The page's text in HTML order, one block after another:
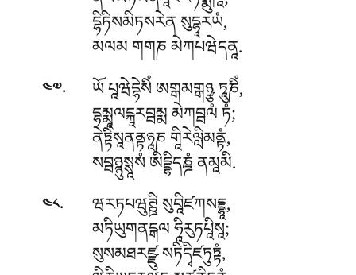
དྷིཏིསམིཏསརེན སུདྷཱརཡཾ,
མལམ གགཎ མེཀཔཝེདནཱ.
༤༧. ཡོ པཱཝེདྷེསིཾ ཨགྒམགྒཉྩ ཏཱུཎིཾ,
དྷམྨཱལངྐཱརབྦམྨ མེཀབྦལཾ ཏཾ;
ནེཏྟིཾསཱནནྟཉཱཎ གཱིརེལླིམནྟཾ,
སབྦཉྙུསྶཱསཾ ཨིདྡྷིདཎྜཾ ནམཱམི.
༤༨. ཝརཏཔཝུཊྛི སུབཱིཛཀསདྡྷཱ,
མཏིཡུགནངྒལ ཧཱིརུཏཔཱིསཱ;
སུསམཐརཛྫུ སཏིདྭིཛཏུཏྟཾ,